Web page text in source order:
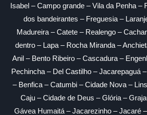
Isabel – Campo grande – Vila da Penha –
dos bandeirantes – Freguesia –
Madureira – Catete – Realengo –
dentro – Lapa – Rocha Miranda –
Anil – Bento Ribeiro – Cascadura –
Pechincha – Del Castilho – Jacarepaguá
– Benfica – Catumbi – Cidade Nova –
Caju – Cidade de Deus – Glória –
Gávea Humaitá – Jacarezinho – Jacaré